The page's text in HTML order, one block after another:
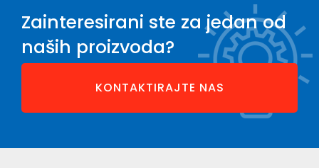
Zainteresirani ste za jedan od
naših proizvoda?
KONTAKTIRAJTE NAS